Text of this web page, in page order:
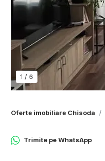
1 / 6
Oferte imobiliare Chisoda
Trimite peWhatsApp